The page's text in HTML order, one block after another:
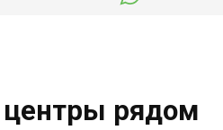
рядом